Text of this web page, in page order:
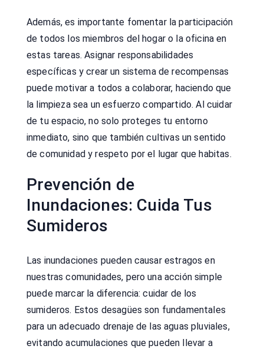
Además, es importante fomentar la participación
de todos los miembros del hogar o la oficina en
estas tareas. Asignar responsabilidades
específicas y crear un sistema de recompensas
puede motivar a todos a colaborar, haciendo que
la limpieza sea un esfuerzo compartido. Al cuidar
de tu espacio, no solo proteges tu entorno
inmediato, sino que también cultivas un sentido
de comunidad y respeto por el lugar que habitas.
Prevención de
Inundaciones: Cuida Tus
Sumideros
Las inundaciones pueden causar estragos en
nuestras comunidades, pero una acción simple
puede marcar la diferencia: cuidar de los
sumideros. Estos desagües son fundamentales
para un adecuado drenaje de las aguas pluviales,
evitando acumulaciones que pueden llevar a